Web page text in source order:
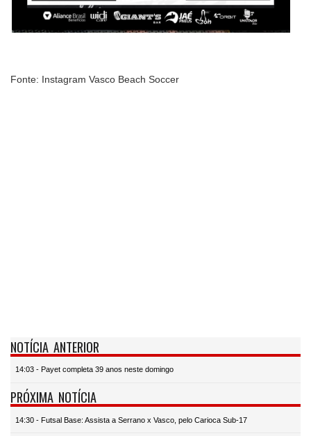
Fonte: Instagram Vasco Beach Soccer
NOTÍCIA ANTERIOR
14:03 - Payet completa 39 anos neste domingo
PRÓXIMA NOTÍCIA
14:30 - Futsal Base: Assista a Serrano x Vasco, pelo Carioca Sub-17